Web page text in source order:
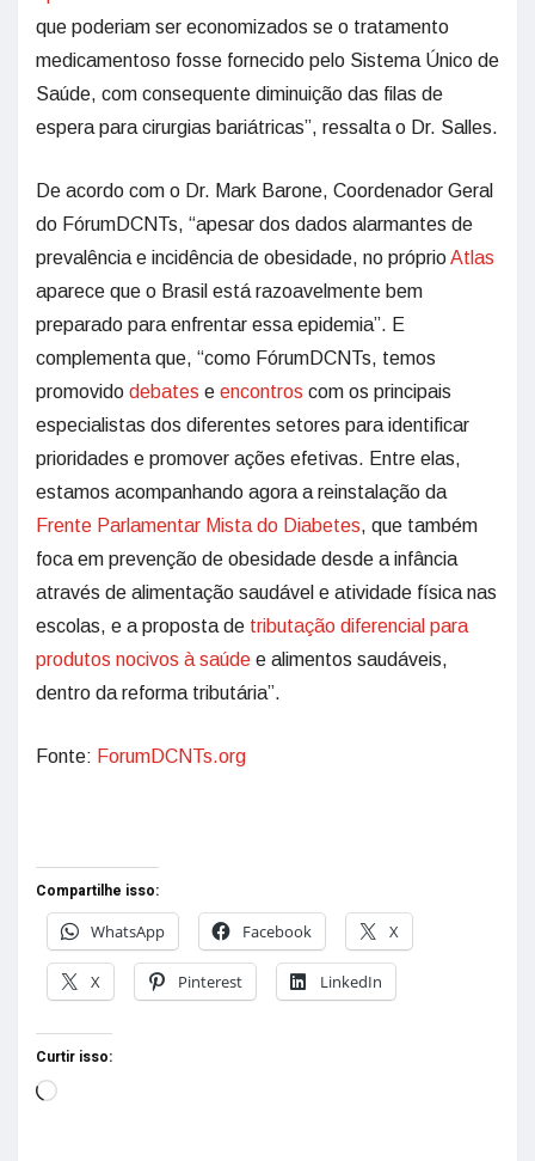
que poderiam ser economizados se o tratamento
medicamentoso fosse fornecido pelo Sistema Único de
Saúde, com consequente diminuição das filas de
espera para cirurgias bariátricas”, ressalta o Dr. Salles.
De acordo com o Dr. Mark Barone, Coordenador Geral
do FórumDCNTs, “apesar dos dados alarmantes de
prevalência e incidência de obesidade, no próprioAtlas
aparece que o Brasil está razoavelmente bem
preparado para enfrentar essa epidemia”. E
complementa que, “como FórumDCNTs, temos
promovido debates e encontros com os principais
especialistas dos diferentes setores para identificar
prioridades e promover ações efetivas. Entre elas,
estamos acompanhando agora a reinstalação da
Frente Parlamentar Mista do Diabetes, que também
foca em prevenção de obesidade desde a infância
através de alimentação saudável e atividade física nas
escolas, e a proposta de tributação diferencial para
produtos nocivos à saúde e alimentos saudáveis,
dentro da reforma tributária”.
Fonte: ForumDCNTs.org
Compartilhe isso:
WhatsApp
Facebook X
X Pinterest LinkedIn
Curtir isso: